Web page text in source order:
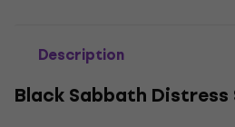
Description
Black Sabbath Distress